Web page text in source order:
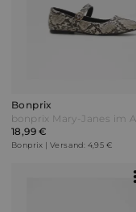
Bonprix
18,99 €
Bonprix | Versand: 4,95 €